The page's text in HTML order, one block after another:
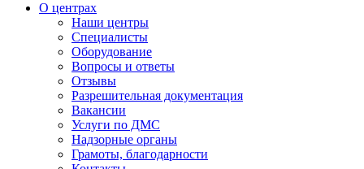
О центрах
Наши центры
Специалисты
Оборудование
Вопросы и ответы
Отзывы
Разрешительная документация
Вакансии
Услуги по ДМС
Надзорные органы
Грамоты, благодарности